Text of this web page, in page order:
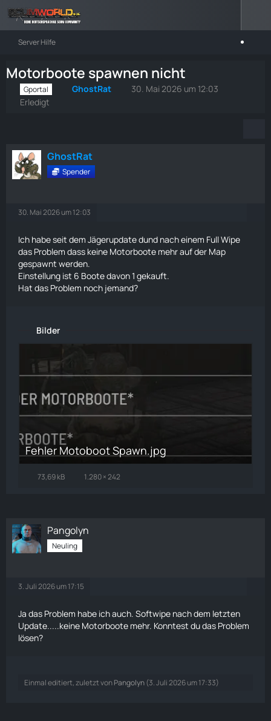
Server Hilfe
Motorboote spawnen nicht
Gportal GhostRat
30. Mai 2026 um 12:03
Erledigt
GhostRat
Spender
30. Mai 2026 um 12:03
Ich habe seit dem Jägerupdate dund nach einem Full Wipe
das Problem dass keine Motorboote mehr auf der Map
gespawnt werden.
Einstellung ist 6 Boote davon 1 gekauft.
Hat das Problem noch jemand?
Bilder
Fehler Motoboot Spawn.jpg
73,69 kB 1.280 × 242
Pangolyn
Neuling
3. Juli 2026 um 17:15
Ja das Problem habe ich auch. Softwipe nach dem letzten
Update.....keine Motorboote mehr. Konntest du das Problem
lösen?
Einmal editiert, zuletzt vonPangolyn(3. Juli 2026 um 17:33)